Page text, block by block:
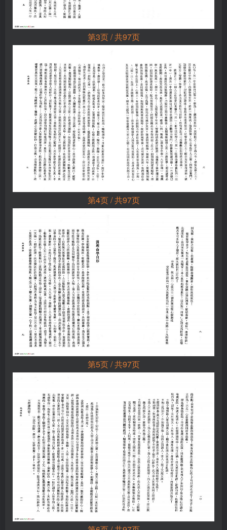
第3页 / 共97页
第4页 / 共97页
第5页 / 共97页